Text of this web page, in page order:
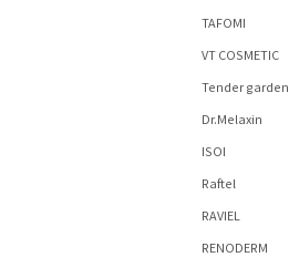
TAFOMI
VT COSMETIC
Tender garden
Dr.Melaxin
ISOI
Raftel
RAVIEL
RENODERM